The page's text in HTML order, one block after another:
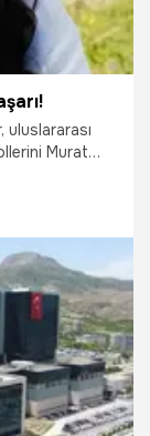
uluslararası
Murat